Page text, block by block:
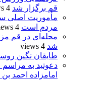
قم برگزار شد 4 views
مأموریت اصلی
مردم است 4 views
محله‌ای در قم
شد 4 views
طایقان نگین
دعوتید به
امامزاده احمد